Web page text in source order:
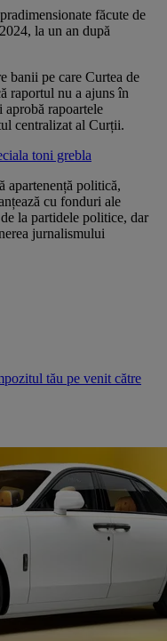
făcute de
la un an după
banii pe care Curtea de
raportul nu a ajuns în
rapoartele
centralizat al Curții.
toni grebla
apartenență politică,
cu fonduri ale
la partidele politice, dar
jurnalismului
tău pe venit către